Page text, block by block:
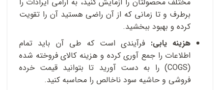
برطرف و تا زمانی که از آن راضی هستید آن را تقویت
کرده و بهبود ببخشید.
هزینه یابی: فرآیندی است که طی آن باید تمام
اطلاعات را جمع آوری کرده و هزینه کالای فروخته شده
(COGS) را به دست آورید تا بتوانید قیمت خرده
فروشی و حاشیه سود ناخالص را محاسبه کنید.